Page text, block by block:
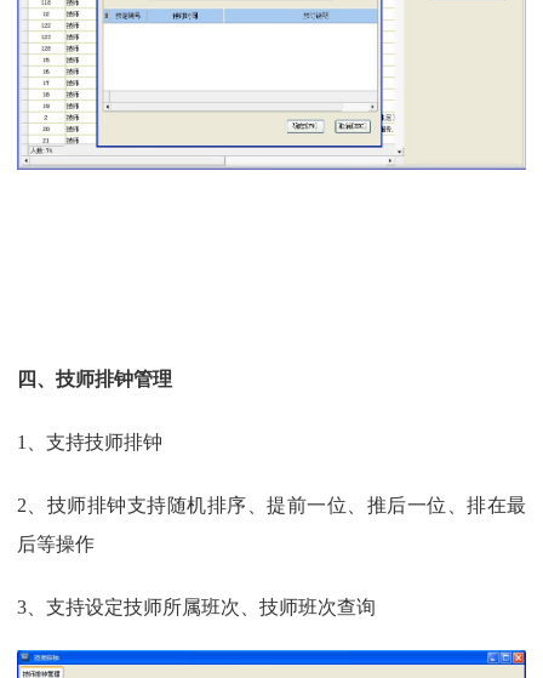
四、技师排钟管理
1、支持技师排钟
2、技师排钟支持随机排序、提前一位、推后一位、排在最
后等操作
3、支持设定技师所属班次、技师班次查询